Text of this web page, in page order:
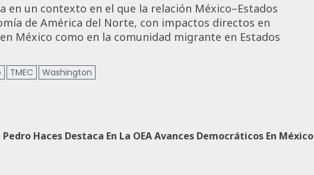
en un contexto en el que la relación México–Estados
de América del Norte, con impactos directos en
México como en la comunidad migrante en Estados
TMEC Washington
Pedro Haces Destaca En La OEA Avances Democráticos En México